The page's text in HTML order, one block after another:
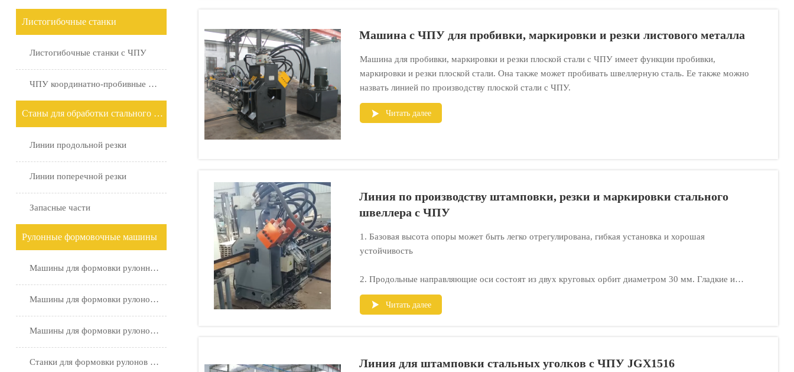
Листогибочные станки
Листогибочные станки с ЧПУ
ЧПУ координатно-пробивные станки с поворотной головкой
Станы для обработки стального проката
Линии продольной резки
Линии поперечной резки
Запасные части
Рулонные формовочные машины
Машины для формовки рулонных ограждений
Машины для формовки рулонов C Purlin и Z Purlin
Машины для формовки рулонов для энергетики
Станки для формовки рулонов для автомобильной промышленности
Машина с ЧПУ для пробивки, маркировки и резки листового металла
Машина для пробивки, маркировки и резки плоской стали с ЧПУ имеет функции пробивки,
маркировки и резки плоской стали. Она также может пробивать швеллерную сталь. Ее также можно
назвать линией по производству плоской стали с ЧПУ.
 Читать далее
Линия по производству штамповки, резки и маркировки стального
швеллера с ЧПУ
1. Базовая высота опоры может быть легко отрегулирована, гибкая установка и хорошая
устойчивость
2. Продольные направляющие оси состоят из двух круговых орбит диаметром 30 мм. Гладкие и
прочные
 Читать далее
Линия для штамповки стальных уголков с ЧПУ JGX1516